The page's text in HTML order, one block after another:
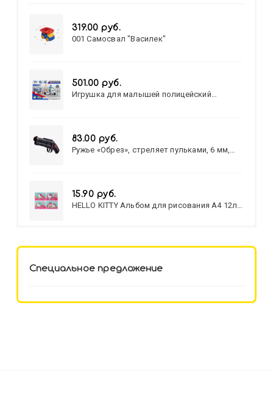
319.00 руб.
001 Самосвал "Василек"
501.00 руб.
Игрушка для малышей полицейский
83.00 руб.
Ружье «Обрез», стреляет пульками, 6 мм,
15.90 руб.
HELLO KITTY Альбом для рисования А4 12л.
Специальное предложение